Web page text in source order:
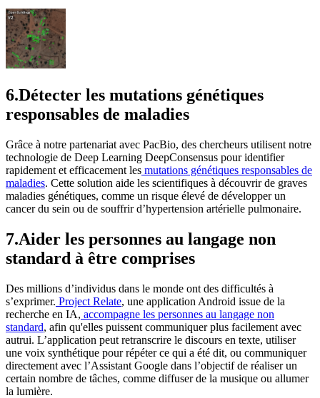
6.Détecter les mutations génétiques
responsables de maladies
Grâce à notre partenariat avec PacBio, des chercheurs utilisent notre
technologie de Deep Learning DeepConsensus pour identifier
rapidement et efficacement les mutations génétiques responsables de
maladies. Cette solution aide les scientifiques à découvrir de graves
maladies génétiques, comme un risque élevé de développer un
cancer du sein ou de souffrir d’hypertension artérielle pulmonaire.
7.Aider les personnes au langage non
standard à être comprises
Des millions d’individus dans le monde ont des difficultés à
s’exprimer. Project Relate, une application Android issue de la
recherche en IA, accompagne les personnes au langage non
standard, afin qu'elles puissent communiquer plus facilement avec
autrui. L’application peut retranscrire le discours en texte, utiliser
une voix synthétique pour répéter ce qui a été dit, ou communiquer
directement avec l’Assistant Google dans l’objectif de réaliser un
certain nombre de tâches, comme diffuser de la musique ou allumer
la lumière.